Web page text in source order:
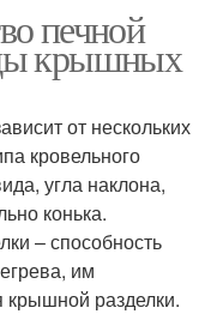
печной
крышных
от нескольких
кровельного
угла наклона,
конька.
– способность
им
разделки.